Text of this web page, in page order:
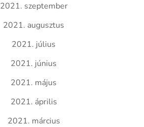
2021. szeptember
2021. augusztus
2021. július
2021. június
2021. május
2021. április
2021. március